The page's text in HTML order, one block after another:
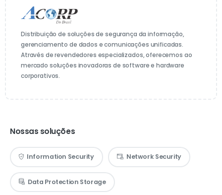
Distribuição de soluções de segurança da informação,
gerenciamento de dados e comunicações unificadas.
Através de revendedores especializados, oferecemos ao
mercado soluções inovadoras de software e hardware
corporativos.
Nossas soluções
Information Security Network Security
Data Protection Storage